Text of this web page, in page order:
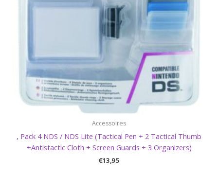
Accessoires
, Pack 4 NDS / NDS Lite (Tactical Pen + 2 Tactical Thumb
+Antistactic Cloth + Screen Guards + 3 Organizers)
€13,95